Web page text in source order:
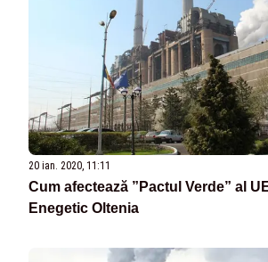
20 ian. 2020, 11:11
Cum afectează ”Pactul Verde” al
Enegetic Oltenia